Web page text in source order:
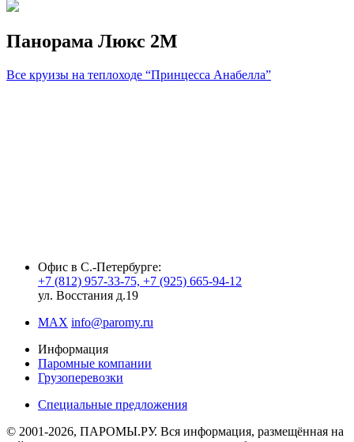
Панорама Люкс 2M
Все круизы на теплоходе “Принцесса Анабелла”
Офис в С.-Петербурге:
+7 (812) 957-33-75, +7 (925) 665-94-12
ул. Восстания д.19
MAX info@paromy.ru
Информация
Паромные компании
Грузоперевозки
Специальные предложения
© 2001-2026, ПАРОМЫ.РУ. Вся информация, размещённая на